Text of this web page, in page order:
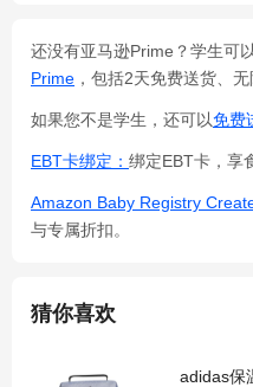
还没有亚马逊Prime？学生可以
Prime ，包括2天免费送货、
如果您不是学生，还可以免费
EBT卡绑定： 绑定EBT卡，享
Amazon Baby Registry Create
与专属折扣。
猜你喜欢
adidas保